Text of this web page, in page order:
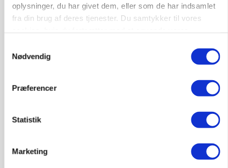
oplysninger, du har givet dem, eller som de har indsamlet
fra din brug af deres tjenester. Du samtykker til vores
Nødvendig
Præferencer
Statistik
Marketing
værdikæden om ny teknologi